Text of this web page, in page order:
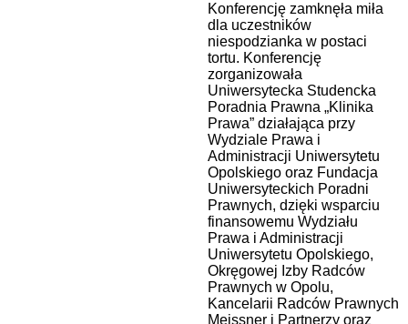
Konferencję zamknęła miła
dla uczestników
niespodzianka w postaci
tortu. Konferencję
zorganizowała
Uniwersytecka Studencka
Poradnia Prawna „Klinika
Prawa” działająca przy
Wydziale Prawa i
Administracji Uniwersytetu
Opolskiego oraz Fundacja
Uniwersyteckich Poradni
Prawnych, dzięki wsparciu
finansowemu Wydziału
Prawa i Administracji
Uniwersytetu Opolskiego,
Okręgowej Izby Radców
Prawnych w Opolu,
Kancelarii Radców Prawnych
Meissner i Partnerzy oraz